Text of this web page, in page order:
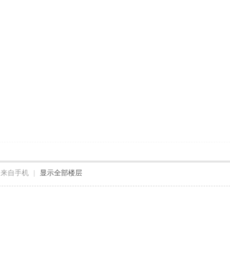
来自手机 | 显示全部楼层